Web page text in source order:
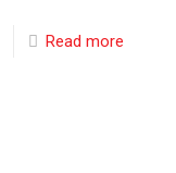
Read more